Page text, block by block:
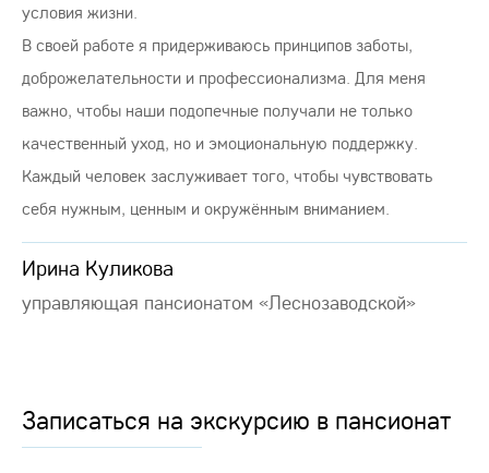
условия жизни.
В своей работе я придерживаюсь принципов заботы,
доброжелательности и профессионализма. Для меня
важно, чтобы наши подопечные получали не только
качественный уход, но и эмоциональную поддержку.
Каждый человек заслуживает того, чтобы чувствовать
себя нужным, ценным и окружённым вниманием.
Ирина Куликова
управляющая пансионатом «Леснозаводской»
Записаться на экскурсию в пансионат